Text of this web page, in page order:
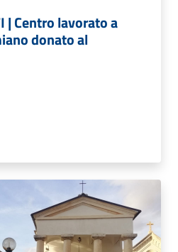
| Centro lavorato a
donato al